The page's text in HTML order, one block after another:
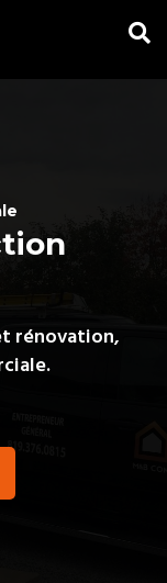
rénovation,